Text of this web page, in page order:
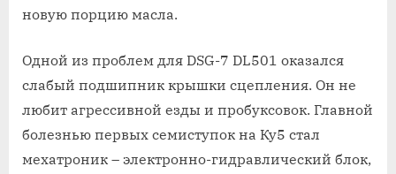
новую порцию масла.
Одной из проблем для DSG-7 DL501 оказался
слабый подшипник крышки сцепления. Он не
любит агрессивной езды и пробуксовок. Главной
болезнью первых семиступок на Ку5 стал
мехатроник – электронно-гидравлический блок,